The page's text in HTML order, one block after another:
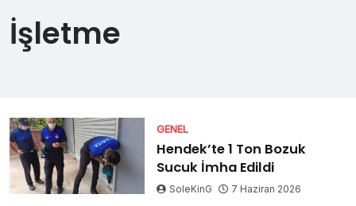
İşletme
GENEL
Hendek’te 1 Ton Bozuk
Sucuk İmha Edildi
SoleKinG 7 Haziran 2026